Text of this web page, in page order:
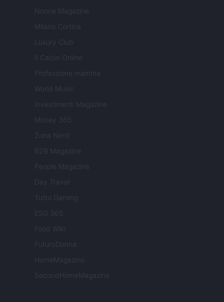
Nonne Magazine
Milano Cortina
Luxury Club
Il Calcio Online
Professione mamma
World Music
Investimenti Magazine
Money 365
Zona Nerd
B2B Magazine
People Magazine
Day Travel
Tutto Gaming
ESG 365
Food Wiki
FuturoDonna
HomeMagazine
SecondHomeMagazine